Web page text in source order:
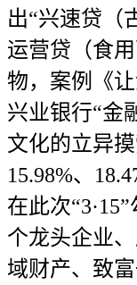
出“兴速贷（
运营贷（食
物，案例《
兴业银行“金
文化的立异
15.98%、
在此次
个龙头企业
域财产、致